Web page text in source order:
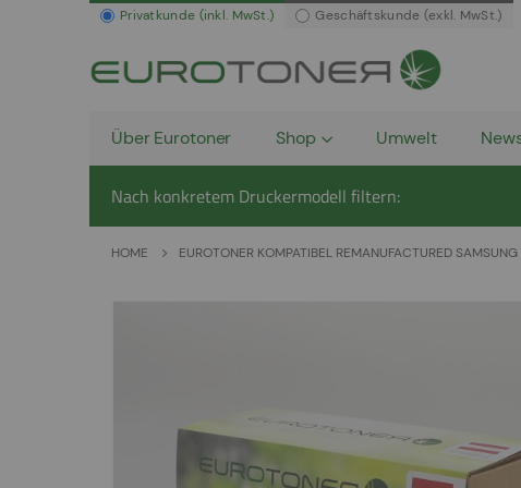
Privatkunde (inkl. MwSt.) Geschäftskunde (exkl. MwSt.)
Über Eurotoner Shop Umwelt
Nach konkretem Druckermodell filtern:
HOME EUROTONER KOMPATIBEL REMANUFACTURED